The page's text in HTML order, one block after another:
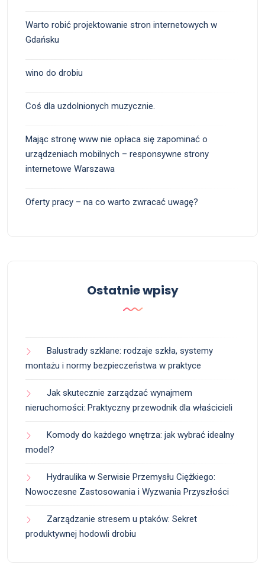
Warto robić projektowanie stron internetowych w
Gdańsku
wino do drobiu
Coś dla uzdolnionych muzycznie.
Mając stronę www nie opłaca się zapominać o
urządzeniach mobilnych – responsywne strony
internetowe Warszawa
Oferty pracy – na co warto zwracać uwagę?
Ostatnie wpisy
Balustrady szklane: rodzaje szkła, systemy
montażu i normy bezpieczeństwa w praktyce
Jak skutecznie zarządzać wynajmem
nieruchomości: Praktyczny przewodnik dla właścicieli
Komody do każdego wnętrza: jak wybrać idealny
model?
Hydraulika w Serwisie Przemysłu Ciężkiego:
Nowoczesne Zastosowania i Wyzwania Przyszłości
Zarządzanie stresem u ptaków: Sekret
produktywnej hodowli drobiu